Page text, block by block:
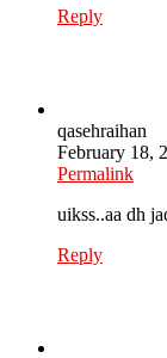
Reply
qasehraihan
February 18,
Permalink
uikss..aa dh
Reply